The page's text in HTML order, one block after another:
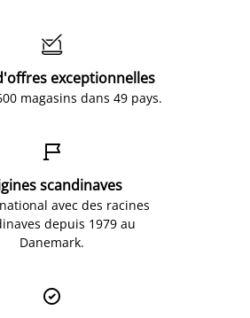

exceptionnelles
magasins dans 49 pays.

scandinaves
avec des racines
depuis 1979 au
Danemark.
